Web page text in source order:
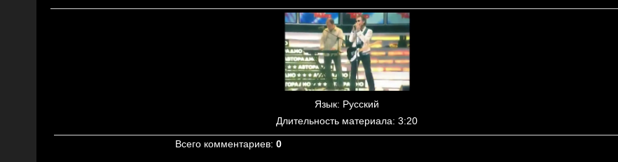
Язык: Русский
Длительность материала: 3:20
Всего комментариев: 0